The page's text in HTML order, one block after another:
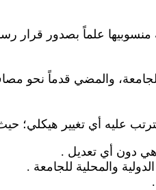
منسوبيها علماً بصدور
والمضي قدماً نحو
عليه أي تغيير هيكلي؛
هي دون أي تعديل .
والمحلية للجامعة .
.